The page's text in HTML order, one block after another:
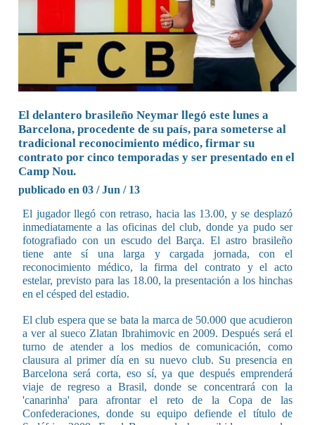
El delantero brasileño Neymar llegó este lunes a
Barcelona, procedente de su país, para someterse al
tradicional reconocimiento médico, firmar su
contrato por cinco temporadas y ser presentado en el
Camp Nou.
publicado en 03 / Jun / 13
El jugador llegó con retraso, hacia las 13.00, y se desplazó
inmediatamente a las oficinas del club, donde ya pudo ser
fotografiado con un escudo del Barça. El astro brasileño
tiene ante sí una larga y cargada jornada, con el
reconocimiento médico, la firma del contrato y el acto
estelar, previsto para las 18.00, la presentación a los hinchas
en el césped del estadio.
El club espera que se bata la marca de 50.000 que acudieron
a ver al sueco Zlatan Ibrahimovic en 2009. Después será el
turno de atender a los medios de comunicación, como
clausura al primer día en su nuevo club. Su presencia en
Barcelona será corta, eso sí, ya que después emprenderá
viaje de regreso a Brasil, donde se concentrará con la
'canarinha' para afrontar el reto de la Copa de las
Confederaciones, donde su equipo defiende el título de